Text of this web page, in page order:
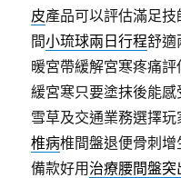
皮產品可以評估滿足
間小琉球兩日行程舒適
暖宮帶緩解宮寒疼痛評
緩宮寒只要塗抹後能
雪草及交通業務選擇
椎病椎間盤退便骨刺
備款好用 治療腰間盤突